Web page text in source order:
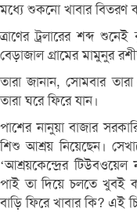
মধ্যে শুকনো খাবার বিতরণ
ত্রাণের ট্রলারের শব্দ
বেড়াজাল গ্রামের মামুনুর
তারা জানান, সোমবার
তারা ঘরে ফিরে যান।
পাশের নানুয়া বাজার
শিশু আশ্রয় নিয়েছেন।
‘আশ্রয়কেন্দ্রের
পাই তা দিয়ে চলতে খুবই
বাড়ি ফিরে খাবার কি? এই